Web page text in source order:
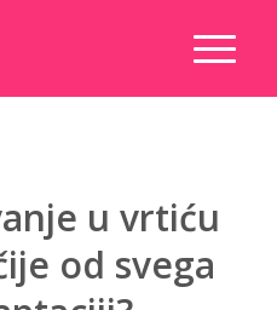
u vrtiću
od svega